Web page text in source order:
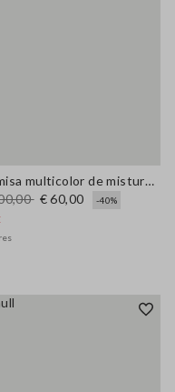
Camisa multicolor de mistura de linho e algodão com corte regular
€ 60,00
-40%